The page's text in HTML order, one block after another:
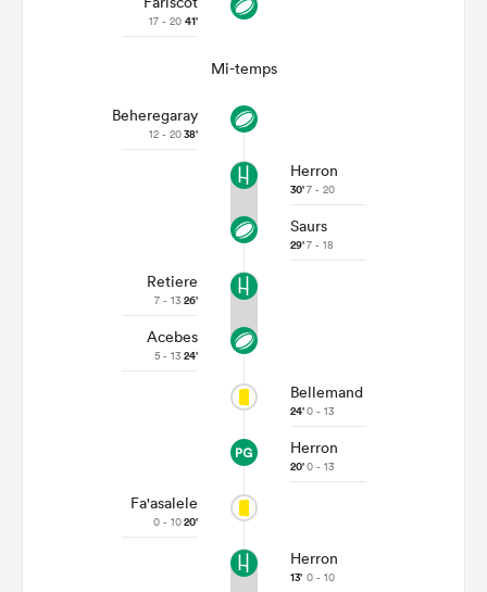
17 - 20 41'
Mi-temps
Beheregaray
12 - 2038'
Herron
30'7 - 20
Saurs
29'7 - 18
Retiere
7 - 13 26'
Acebes
5 - 13 24'
Bellemand
24'0 - 13
Herron
20'0 - 13
Fa'asalele
0 - 1020'
Herron
13' 0 - 10